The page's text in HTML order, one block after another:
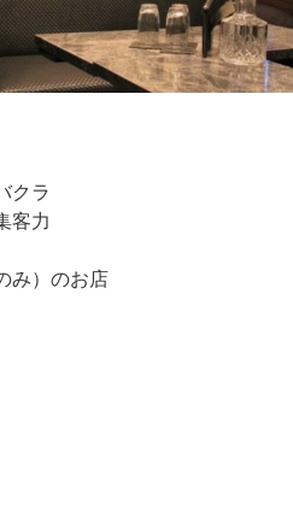
クラ
客力
み）のお店